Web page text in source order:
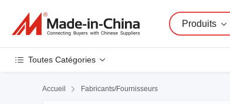
Produits
Toutes Catégories
Accueil  Fabricants/Fournisseurs